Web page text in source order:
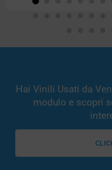
Hai Vinili Usati da
modulo e scopri